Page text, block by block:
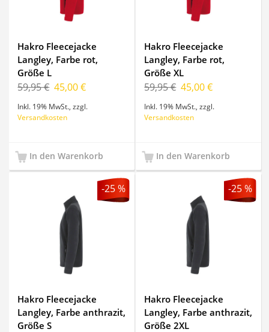
Hakro Fleecejacke
Langley, Farbe rot,
Größe L
59,95 € 45,00 €
Inkl. 19% MwSt. ,zzgl.
Versandkosten
In den Warenkorb
Hakro Fleecejacke
Langley, Farbe rot,
Größe XL
59,95 € 45,00 €
Inkl. 19% MwSt. ,zzgl.
Versandkosten
In den Warenkorb
-25 %
Hakro Fleecejacke
Langley, Farbe anthrazit,
Größe S
-25 %
Hakro Fleecejacke
Langley, Farbe anthrazit,
Größe 2XL